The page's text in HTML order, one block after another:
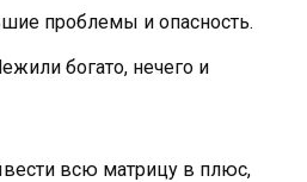
проблемы и опасность.
богато, нечего и
всю матрицу в плюс,